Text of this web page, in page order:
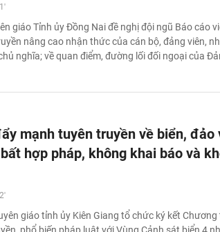
giáo Tỉnh ủy Đồng Nai đề nghị đội ngũ Báo cáo
nâng cao nhận thức của cán bộ, đảng viên,
nghĩa; về quan điểm, đường lối đối ngoại của
mạnh tuyên truyền về biển, đảo
hợp pháp, không khai báo và
giáo tỉnh ủy Kiên Giang tổ chức ký kết